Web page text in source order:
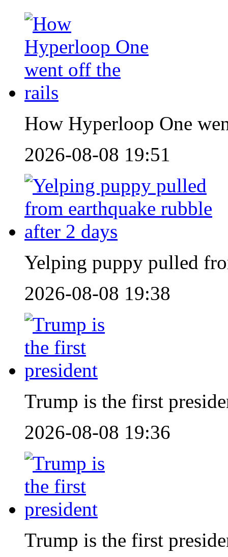
How Hyperloop One
2026-08-08 19:51
Yelping puppy pulled
2026-08-08 19:38
Trump is the first
2026-08-08 19:36
Trump is the first